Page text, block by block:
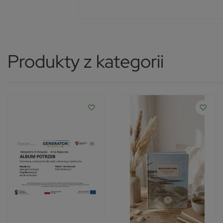
Produkty z kategorii
favorite_border favorite_border